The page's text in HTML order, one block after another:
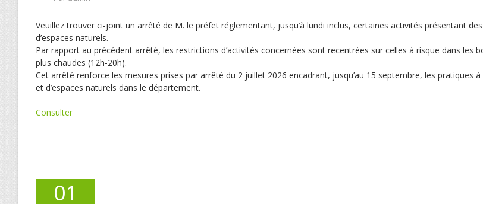
Veuillez trouver ci-joint un arrêté de M. le préfet réglementant, jusqu’à lundi inclus, certaines activités présentant des
d’espaces naturels.
Par rapport au précédent arrêté, les restrictions d’activités concernées sont recentrées sur celles à risque dans les
plus chaudes (12h-20h).
Cet arrêté renforce les mesures prises par arrêté du 2 juillet 2026 encadrant, jusqu’au 15 septembre, les pratiques à
et d’espaces naturels dans le département.
Consulter
01